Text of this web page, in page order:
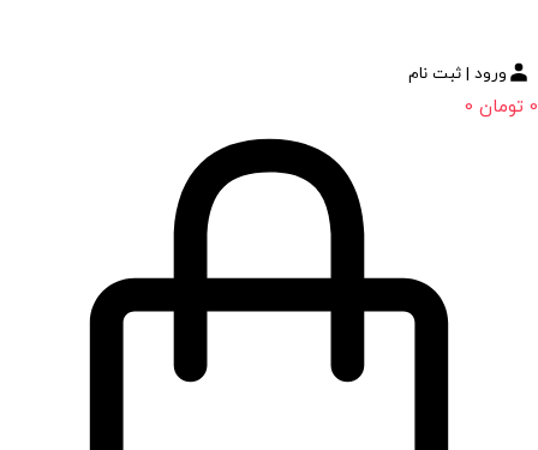
ورود | ثبت نام
0 تومان 0